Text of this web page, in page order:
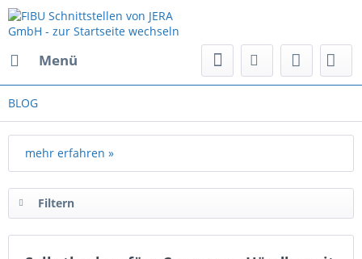
Menü
BLOG
mehr erfahren »
Filtern